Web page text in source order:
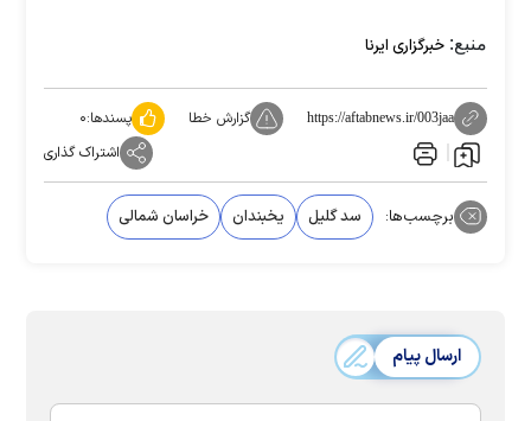
منبع: خبرگزاری ایرنا
https://aftabnews.ir/003jaa گزارش خطا پسندها:۰
اشتراک گذاری
برچسب‌ها: سد گلیل یخبندان خراسان شمالی
ارسال پیام